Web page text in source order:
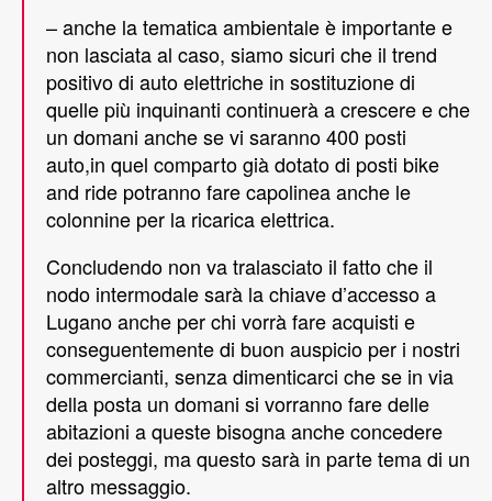
– anche la tematica ambientale è importante e
non lasciata al caso, siamo sicuri che il trend
positivo di auto elettriche in sostituzione di
quelle più inquinanti continuerà a crescere e che
un domani anche se vi saranno 400 posti
auto,in quel comparto già dotato di posti bike
and ride potranno fare capolinea anche le
colonnine per la ricarica elettrica.
Concludendo non va tralasciato il fatto che il
nodo intermodale sarà la chiave d’accesso a
Lugano anche per chi vorrà fare acquisti e
conseguentemente di buon auspicio per i nostri
commercianti, senza dimenticarci che se in via
della posta un domani si vorranno fare delle
abitazioni a queste bisogna anche concedere
dei posteggi, ma questo sarà in parte tema di un
altro messaggio.